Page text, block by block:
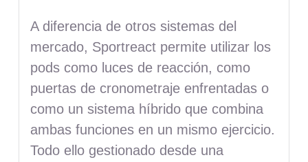
A diferencia de otros sistemas del
mercado, Sportreact permite utilizar los
pods como luces de reacción, como
puertas de cronometraje enfrentadas o
como un sistema híbrido que combina
ambas funciones en un mismo ejercicio.
Todo ello gestionado desde una